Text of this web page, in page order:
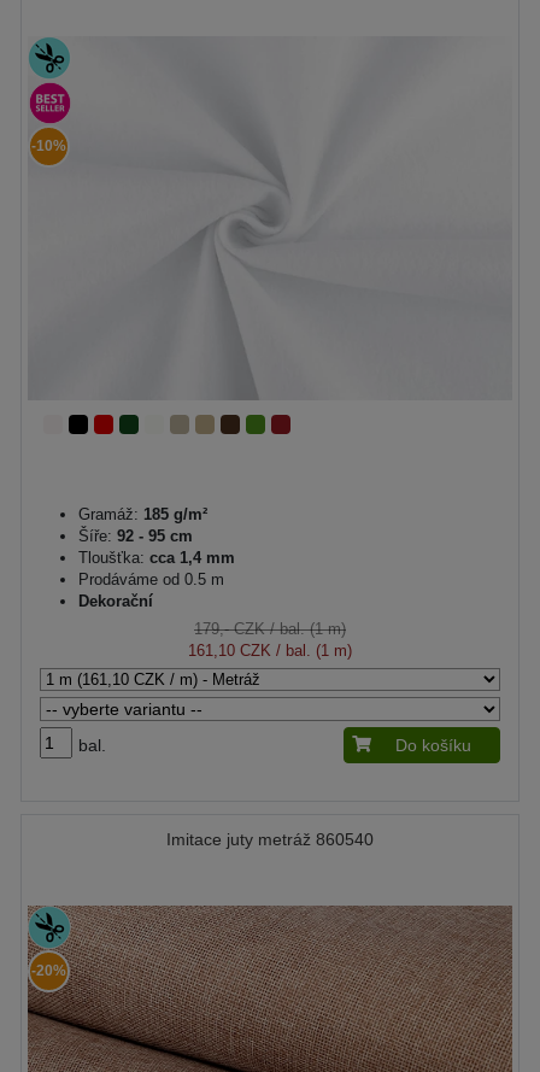
-10%
Gramáž: 185 g/m²
Šíře: 92 - 95 cm
Tloušťka: cca 1,4 mm
Prodáváme od 0.5 m
Dekorační
179,- CZK/ bal. (1 m)
161,10 CZK / bal. (1 m)
bal. Do košíku
Imitace juty metráž 860540
-20%